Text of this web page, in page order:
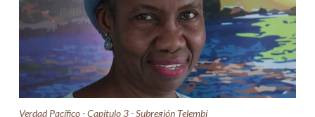
Verdad Pacífico - Capítulo 3 - Subregión Telembí